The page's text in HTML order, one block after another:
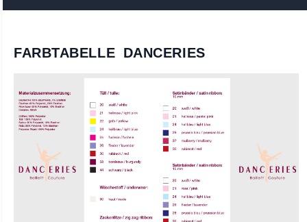
FARBTABELLE DANCERIES